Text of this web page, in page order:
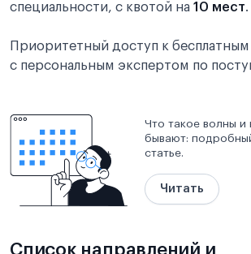
специальности, с квотой на 10 мест.
Приоритетный доступ к бесплатным
с персональным экспертом по
Что такое волны и
бывают:
статье.
Читать
Список направлений и